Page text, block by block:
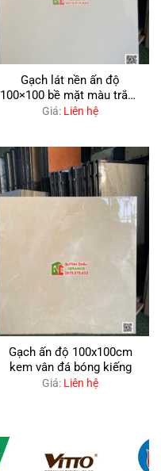
Gạch lát nền ấn độ
100×100 bề mặt màu trắng
men bóng
Giá: Liên hệ
Gạch ấn độ 100x100cm
kem vân đá bóng kiếng
Giá: Liên hệ